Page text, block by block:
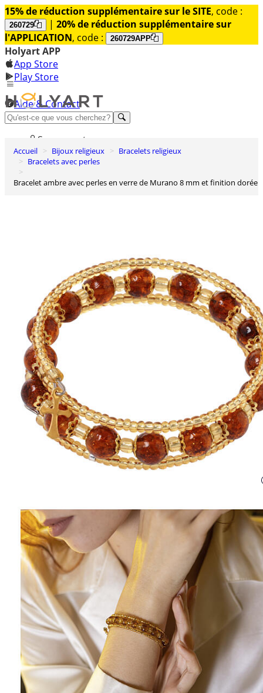
15% de réduction supplémentaire sur le SITE, code :
260729 | 20% de réduction supplémentaire sur
l'APPLICATION, code : 260729APP
Holyart APP
App Store
Play Store
Aide & Contact
Découvrez Premium
Se connecter
Liste des envies
Panier
Accueil Bijoux religieux
Bracelets religieux
Bracelets avec perles
Bracelet ambre avec perles en verre de Murano 8 mm et finition dorée